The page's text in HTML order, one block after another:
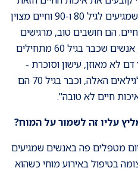
היא בריאות המוח. אותם אנשים שמגיעים לגיל 80 ו-90 וחיים מצוין
הם חושבים טוב, מרגישים
טוב ונהנים מהחיים. לעומת זאת, אנשים שכבר בגיל 60 מתחילים
לא מאוזן, עישון וסוכרת -
הרבה פעמים בכלל לא מגיעים לגילאים האלה, וכבר בגיל 70 הם
חיים לא טובה".
עליו זה לשמור על המוח?
מטפלים פה באנשים שמגיעים
בטיפול באירוע מוחי כשהוא